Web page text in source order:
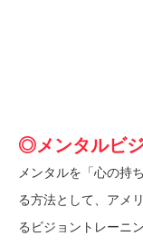
◎メンタルビ
メンタルを「心の持
る方法として、アメ
るビジョントレーニ